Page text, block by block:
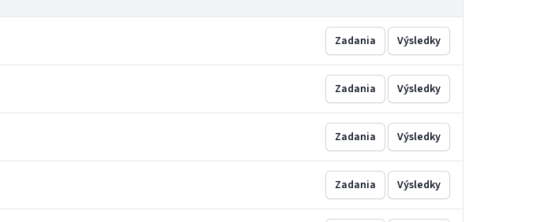
Zadania Výsledky
Zadania Výsledky
Zadania Výsledky
Zadania Výsledky